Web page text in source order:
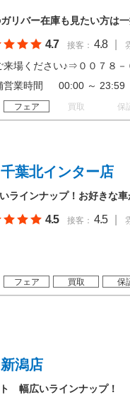
リバー在庫も見たい方は
4.7 接客： 4.8
場ください♪⇒００７８－
営業時間 00:00 ～ 23:59
フェア 買取 保
葉北インター店
ラインナップ！お好きな
4.5 接客： 4.5
フェア 買取 保
潟店
幅広いラインナップ！